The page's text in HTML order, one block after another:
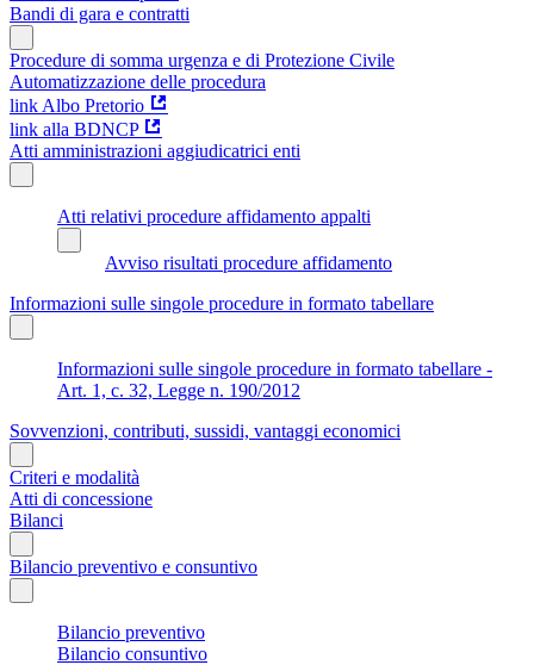
Bandi di gara e contratti
Procedure di somma urgenza e di Protezione Civile
Automatizzazione delle procedura
link Albo Pretorio
link alla BDNCP
Atti amministrazioni aggiudicatrici enti
Atti relativi procedure affidamento appalti
Avviso risultati procedure affidamento
Informazioni sulle singole procedure in formato tabellare
Informazioni sulle singole procedure in formato tabellare -
Art. 1, c. 32, Legge n. 190/2012
Sovvenzioni, contributi, sussidi, vantaggi economici
Criteri e modalità
Atti di concessione
Bilanci
Bilancio preventivo e consuntivo
Bilancio preventivo
Bilancio consuntivo